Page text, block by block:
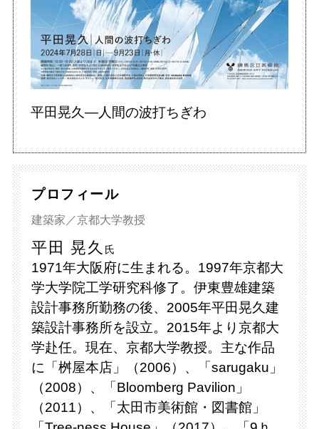
平田晃久―人間の波打ちぎわ
プロフィール
建築家／京都大学教授
平田 晃久 氏
1971年大阪府に生まれる。1997年京都大
学大学院工学研究科修了。伊東豊雄建築
設計事務所勤務の後、2005年平田晃久建
築設計事務所を設立。2015年より京都大
学赴任。現在、京都大学教授。主な作品
に「桝屋本店」（2006）、「sarugaku」
（2008）、「Bloomberg Pavilion」
（2011）、「太田市美術館・図書館」